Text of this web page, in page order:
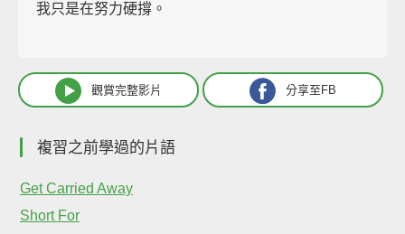
我只是在努力硬撐。
觀賞完整影片 分享至FB
複習之前學過的片語
Get Carried Away
Short For